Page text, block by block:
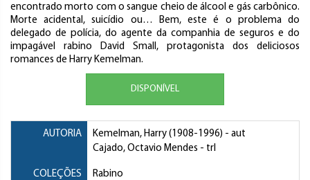
encontrado morto com o sangue cheio de álcool e gás carbônico.
Morte acidental, suicídio ou… Bem, este é o problema do
delegado de polícia, do agente da companhia de seguros e do
impagável rabino David Small, protagonista dos deliciosos
romances de Harry Kemelman.
DISPONÍVEL
AUTORIA Kemelman, Harry (1908-1996) - aut
Cajado, Octavio Mendes - trl
COLEÇÕES Rabino